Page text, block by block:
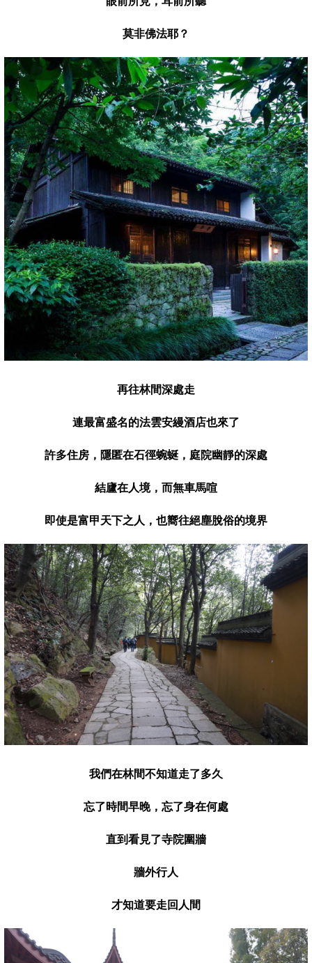
莫非佛法耶？
再往林間深處走
連最富盛名的法雲安縵酒店也來了
許多住房 ， 隱匿在石徑蜿蜒， 庭院幽靜的深處
結廬在人境， 而無車馬喧
即使是富甲天下之人 ， 也嚮往絕塵脫俗的境界
我們在林間不知道走了多久
忘了時間早晚，忘了身在何處
直到看見了寺院圍牆
牆外行人
才知道要走回人間